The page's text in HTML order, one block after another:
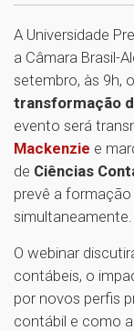
A Universidade
a Câmara Brasil-
setembro, às 9h,
transformação
evento será
Mackenzie e
de Ciências
prevê a
simultaneamente.
O webinar
contábeis, o
por novos perfis
contábil e como